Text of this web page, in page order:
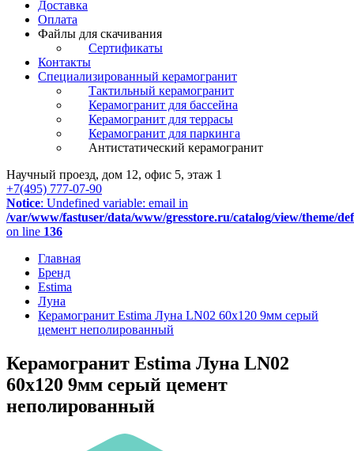
Доставка
Оплата
Файлы для скачивания
Сертификаты
Контакты
Специализированный керамогранит
Тактильный керамогранит
Керамогранит для бассейна
Керамогранит для террасы
Керамогранит для паркинга
Антистатический керамогранит
Научный проезд, дом 12, офис 5, этаж 1
+7(495) 777-07-90
Notice: Undefined variable: email in
/var/www/fastuser/data/www/gresstore.ru/catalog/view/theme/
on line 136
Главная
Бренд
Estima
Луна
Керамогранит Estima Луна LN02 60x120 9мм серый
цемент неполированный
Керамогранит Estima Луна LN02
60x120 9мм серый цемент
неполированный